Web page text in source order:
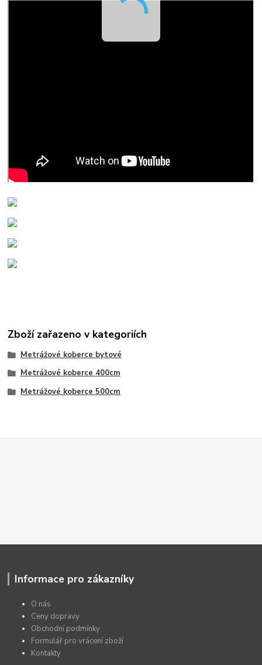
Zboží zařazeno v kategoriích
Metrážové koberce bytové
Metrážové koberce 400cm
Metrážové koberce 500cm
Informace pro zákazníky
O nás
Ceny dopravy
Obchodní podmínky
Formulář pro vrácení zboží
Kontakty